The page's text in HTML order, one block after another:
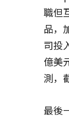
職但
品，
司投
億美
測，
最後